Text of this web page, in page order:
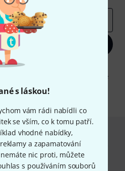
s láskou!
vám rádi nabídli co
se vším, co k tomu patří.
vhodné nabídky,
a zapamatování
nic proti, můžete
s používáním souborů
se
souhlasíte s přijímáním e-mailových
e-mailů. Odhlášení je možné